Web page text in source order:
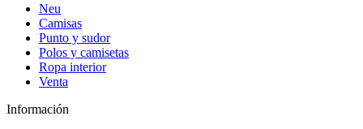
Neu
Camisas
Punto y sudor
Polos y camisetas
Ropa interior
Venta
Información